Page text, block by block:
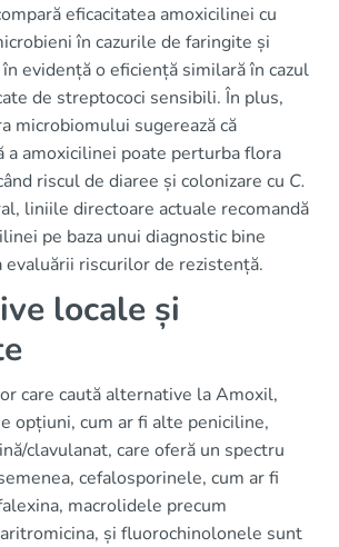
eficacitatea amoxicilinei cu
în cazurile de faringite și
evidență o eficiență similară în cazul
de streptococi sensibili. În plus,
microbiomului sugerează că
a amoxicilinei poate perturba flora
riscul de diaree și colonizare cu C.
liniile directoare actuale recomandă
pe baza unui diagnostic bine
evaluării riscurilor de rezistență.
locale și
care caută alternative la Amoxil,
opțiuni, cum ar fi alte peniciline,
clavulanat, care oferă un spectru
cefalosporinele, cum ar fi
macrolidele precum
și fluorochinolonele sunt